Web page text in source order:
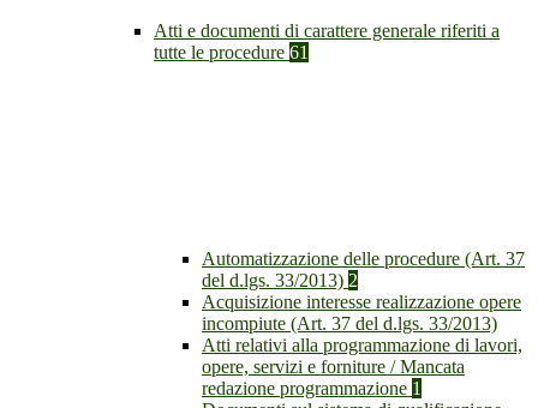
Atti e documenti di carattere generale riferiti a
tutte le procedure 61
Automatizzazione delle procedure (Art. 37
del d.lgs. 33/2013) 2
Acquisizione interesse realizzazione opere
incompiute (Art. 37 del d.lgs. 33/2013)
Atti relativi alla programmazione di lavori,
opere, servizi e forniture / Mancata
redazione programmazione 1